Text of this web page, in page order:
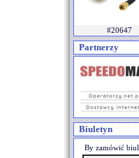
#20647
Partnerzy
Biuletyn
By zamówić